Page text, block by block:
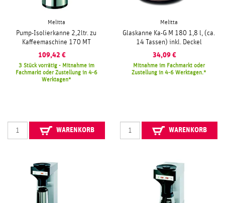
Melitta
Pump-Isolierkanne 2,2ltr. zu
Kaffeemaschine 170 MT
109,42 €
3 Stück vorrätig - Mitnahme im
Fachmarkt oder Zustellung in 4-6
Werktagen
WARENKORB
Melitta
Glaskanne Ka-G M 180 1,8 l, (ca.
14 Tassen) inkl. Deckel
34,09 €
Mitnahme im Fachmarkt oder
Zustellung in 4-6 Werktagen.
WARENKORB